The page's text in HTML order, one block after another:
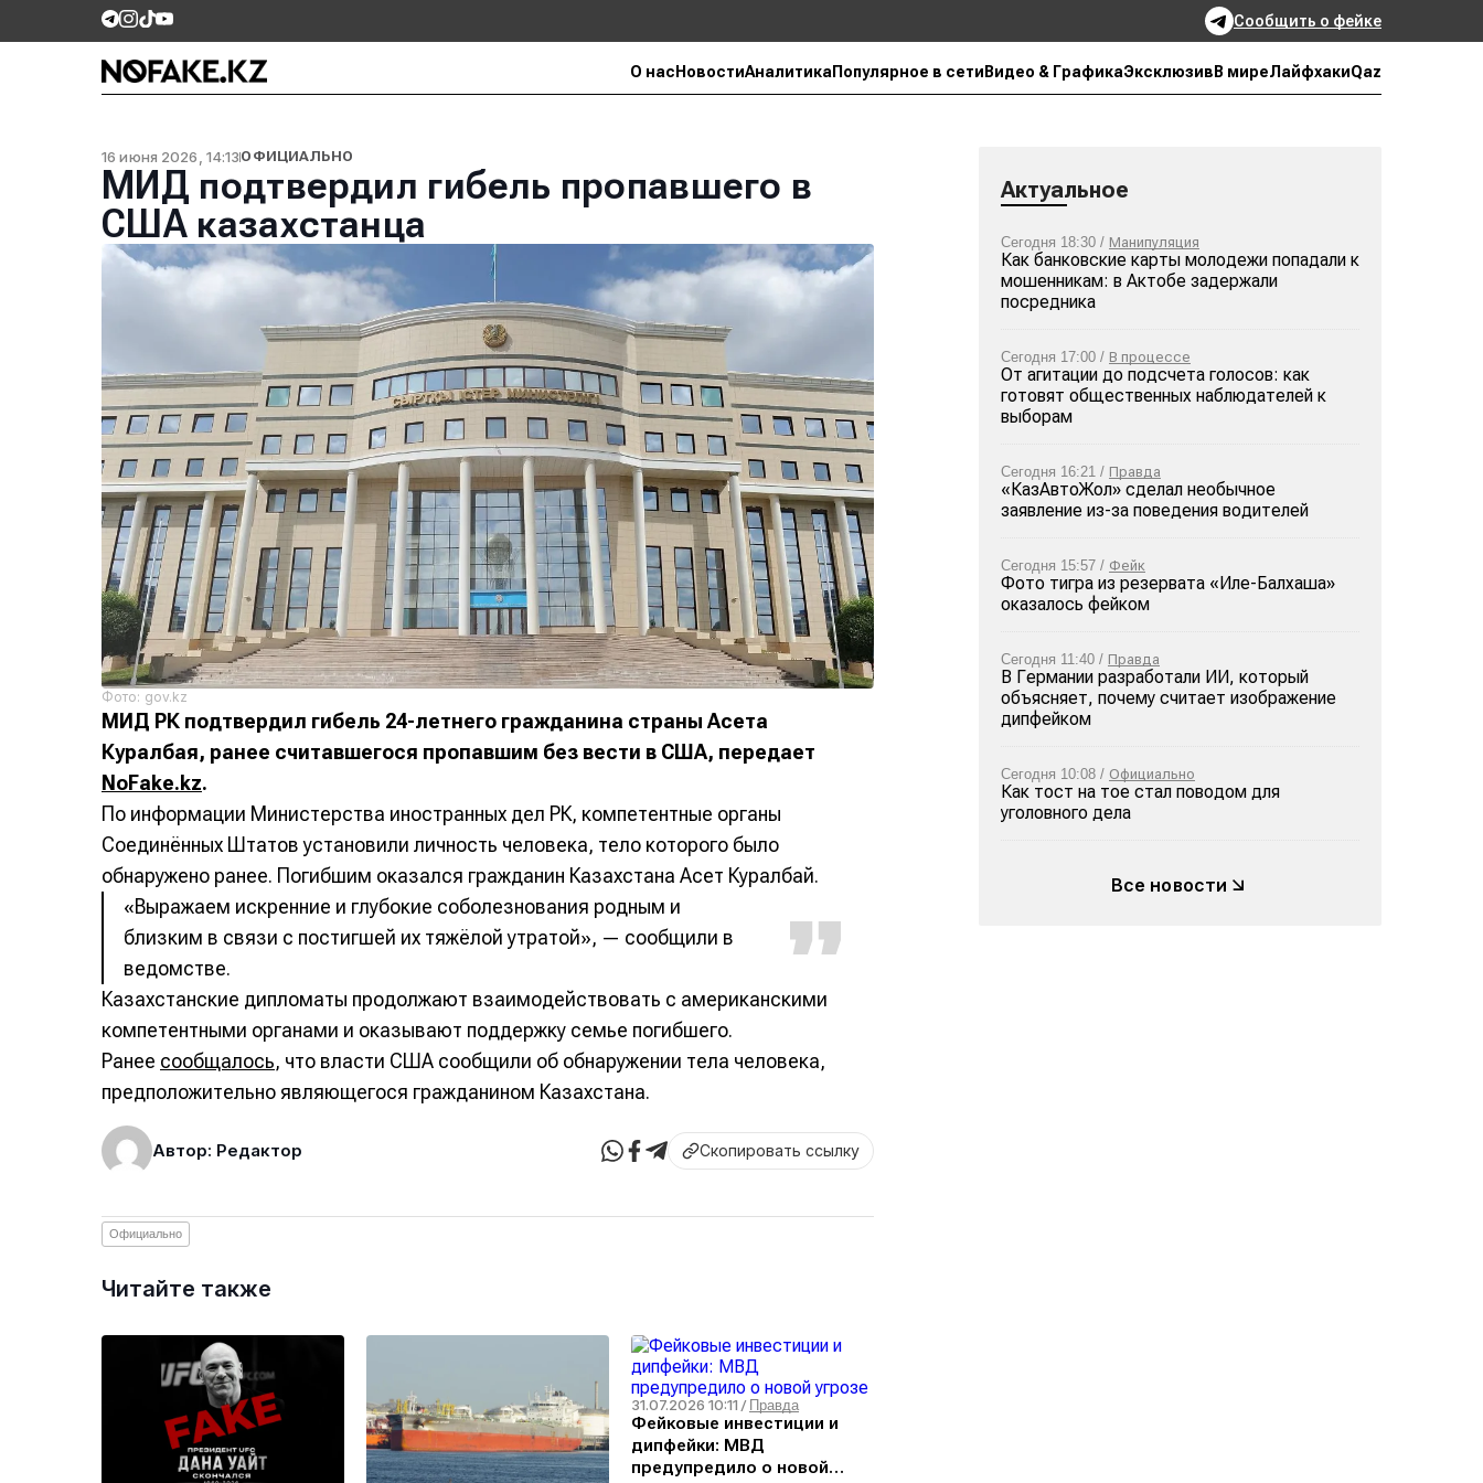
Сообщить о фейке
О нас НовостиАналитика Популярное в сети Видео & ГрафикаЭксклюзив В миреЛайфхакиQaz
16 июня 2026, 14:13ОФИЦИАЛЬНО
МИД подтвердил гибель пропавшего в
США казахстанца
Фото: gov.kz
МИД РК подтвердил гибель 24-летнего гражданина страны Асета
Куралбая, ранее считавшегося пропавшим без вести в США, передает
NoFake.kz.
По информации Министерства иностранных дел РК, компетентные органы
Соединённых Штатов установили личность человека, тело которого было
обнаружено ранее. Погибшим оказался гражданин Казахстана Асет Куралбай.
«Выражаем искренние и глубокие соболезнования родным и
близким в связи с постигшей их тяжёлой утратой», — сообщили в
ведомстве.
Казахстанские дипломаты продолжают взаимодействовать с американскими
компетентными органами и оказывают поддержку семье погибшего.
Ранее сообщалось, что власти США сообщили об обнаружении тела человека,
предположительно являющегося гражданином Казахстана.
Автор: Редактор Скопировать ссылку
Официально
Читайте также
31.07.2026 10:11 / Правда
Фейковые инвестиции и
дипфейки: МВД
предупредило о новой
Актуальное
Сегодня 18:30 / Манипуляция
Как банковские карты молодежи попадали к
мошенникам: в Актобе задержали
посредника
Сегодня 17:00 / В процессе
От агитации до подсчета голосов: как
готовят общественных наблюдателей к
выборам
Сегодня 16:21 / Правда
«КазАвтоЖол» сделал необычное
заявление из-за поведения водителей
Сегодня 15:57 / Фейк
Фото тигра из резервата «Иле-Балхаша»
оказалось фейком
Сегодня 11:40 / Правда
В Германии разработали ИИ, который
объясняет, почему считает изображение
дипфейком
Сегодня 10:08 / Официально
Как тост на тое стал поводом для
уголовного дела
Все новости